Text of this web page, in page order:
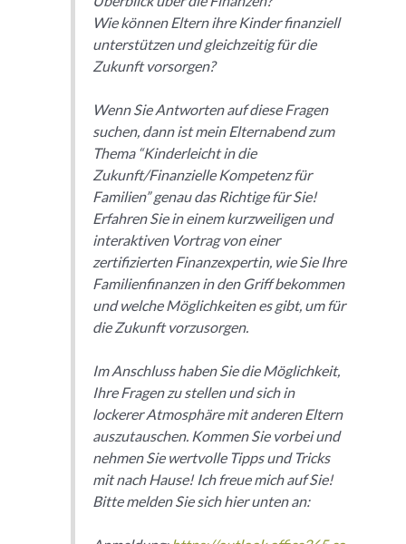
Wie können Eltern ihre Kinder finanziell
unterstützen und gleichzeitig für die
Zukunft vorsorgen?
Wenn Sie Antworten auf diese Fragen
suchen, dann ist mein Elternabend zum
Thema “Kinderleicht in die
Zukunft/Finanzielle Kompetenz für
Familien” genau das Richtige für Sie!
Erfahren Sie in einem kurzweiligen und
interaktiven Vortrag von einer
zertifizierten Finanzexpertin, wie Sie Ihre
Familienfinanzen in den Griff bekommen
und welche Möglichkeiten es gibt, um für
die Zukunft vorzusorgen.
Im Anschluss haben Sie die Möglichkeit,
Ihre Fragen zu stellen und sich in
lockerer Atmosphäre mit anderen Eltern
auszutauschen. Kommen Sie vorbei und
nehmen Sie wertvolle Tipps und Tricks
mit nach Hause! Ich freue mich auf Sie!
Bitte melden Sie sich hier unten an: